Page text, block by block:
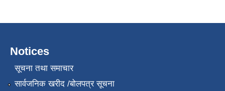
Notices
सूचना तथा समाचार
सार्वजनिक खरीद /बोलपत्र सूचना